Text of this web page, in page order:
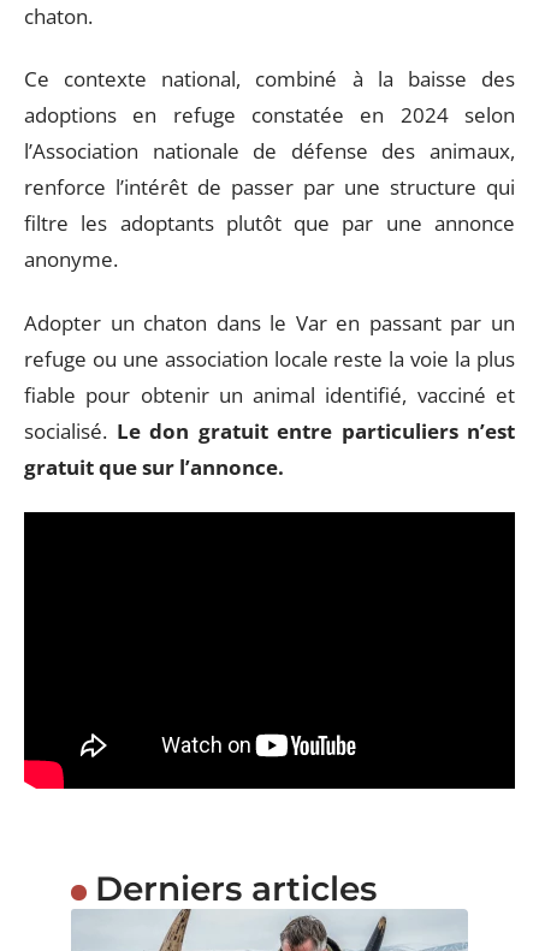
chaton.
Ce contexte national, combiné à la baisse des
adoptions en refuge constatée en 2024 selon
l’Association nationale de défense des animaux,
renforce l’intérêt de passer par une structure qui
filtre les adoptants plutôt que par une annonce
anonyme.
Adopter un chaton dans le Var en passant par un
refuge ou une association locale reste la voie la plus
fiable pour obtenir un animal identifié, vacciné et
socialisé. Le don gratuit entre particuliers n’est
gratuit que sur l’annonce.
Derniers articles